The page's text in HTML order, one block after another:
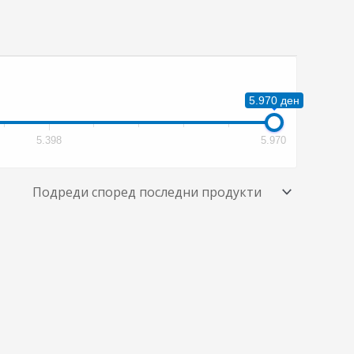
5.970 ден
5.398 5.970